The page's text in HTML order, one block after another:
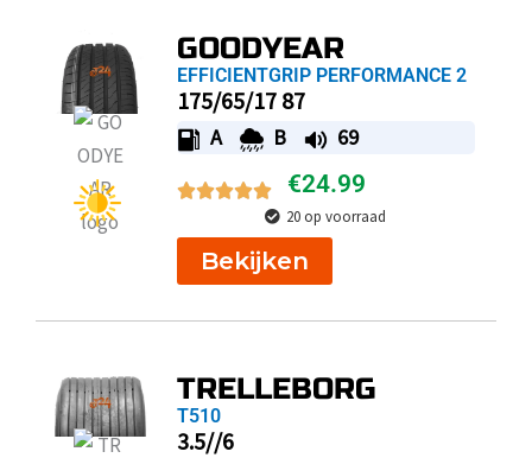
GOODYEAR
EFFICIENTGRIP PERFORMANCE 2
175/65/17 87
A B 69
€24.99
20 op voorraad
Bekijken
TRELLEBORG
T510
3.5//6